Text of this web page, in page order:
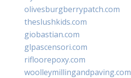
olivesburgberrypatch.com
theslushkids.com
giobastian.com
glpascensori.com
rifloorepoxy.com
woolleymillingandpaving.com